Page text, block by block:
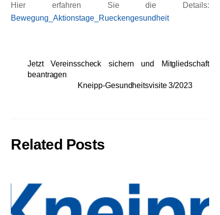
Hier erfahren Sie die Details:
Bewegung_Aktionstage_Rueckengesundheit
Jetzt Vereinsscheck sichern und Mitgliedschaft
beantragen
Kneipp-Gesundheitsvisite 3/2023
Related Posts